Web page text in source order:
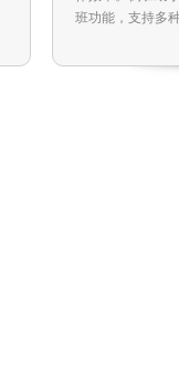
班功能，支持多